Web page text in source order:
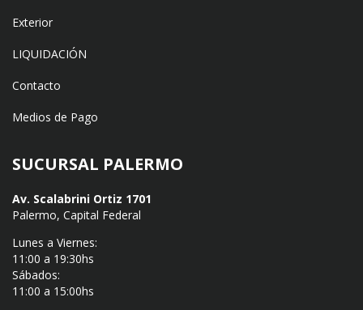
Exterior
LIQUIDACIÓN
Contacto
Medios de Pago
SUCURSAL PALERMO
Av. Scalabrini Ortiz 1701
Palermo, Capital Federal
Lunes a Viernes:
11:00 a 19:30hs
Sábados:
11:00 a 15:00hs